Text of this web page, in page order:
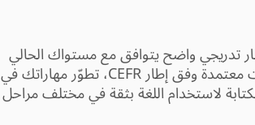
تدريجي واضح يتوافق مع مستواك الحالي
وأهدافك. ومن خلال مستويات معتمدة وفق إطار CEFR، تطوّر مهاراتك في
لاستخدام اللغة بثقة في مختلف مراحل